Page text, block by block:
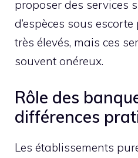
proposer des services
d’espèces sous
très élevés, mais ces
souvent onéreux.
Rôle des
différences
Les établissements